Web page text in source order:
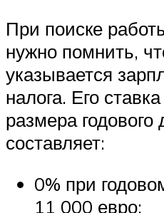
При поиске
нужно помнить,
указывается
налога. Его
размера годового
составляет:
0% при
11 000 евро;